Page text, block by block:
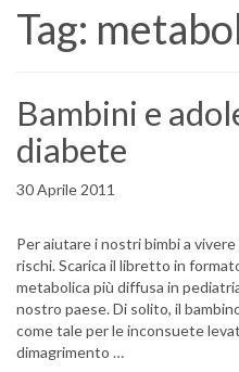
Tag:
Bambini e
diabete
30 Aprile 2011
Per aiutare i nostri bimbi a
rischi. Scarica il libretto in
metabolica più diffusa in
nostro paese. Di solito, il
come tale per le inconsuete
dimagrimento …